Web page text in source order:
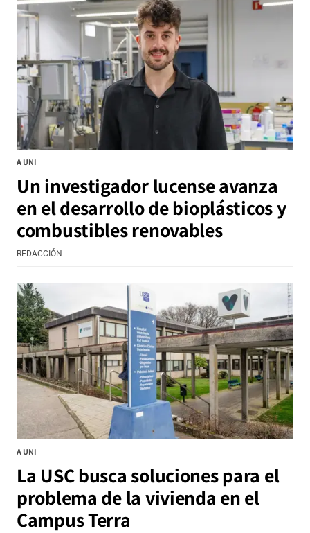
A UNI
Un investigador lucense avanza
en el desarrollo de bioplásticos y
combustibles renovables
REDACCIÓN
A UNI
La USC busca soluciones para el
problema de la vivienda en el
Campus Terra